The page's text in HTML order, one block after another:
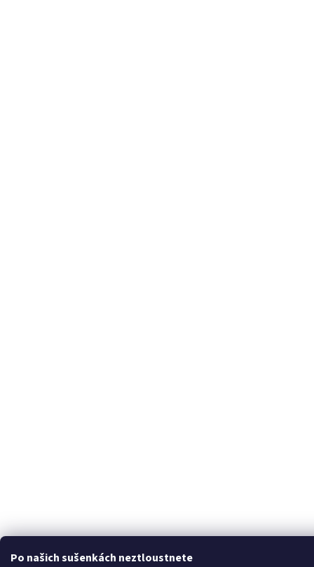
Po našich sušenkách neztloustnete